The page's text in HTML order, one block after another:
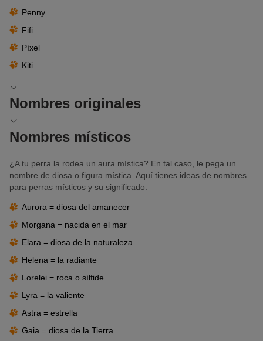
Penny
Fifi
Píxel
Kiti
Nombres originales
El nombre de tu perra es elección tuya y de nadie más. A ver qué
te parecen estos nombres originales para perras:
Khaleesi
Alma
Nombres místicos
¿A tu perra la rodea un aura mística? En tal caso, le pega un
nombre de diosa o figura mística. Aquí tienes ideas de nombres
para perras místicos y su significado.
Aurora = diosa del amanecer
Morgana = nacida en el mar
Elara = diosa de la naturaleza
Helena = la radiante
Lorelei = roca o sílfide
Lyra = la valiente
Astra = estrella
Gaia = diosa de la Tierra